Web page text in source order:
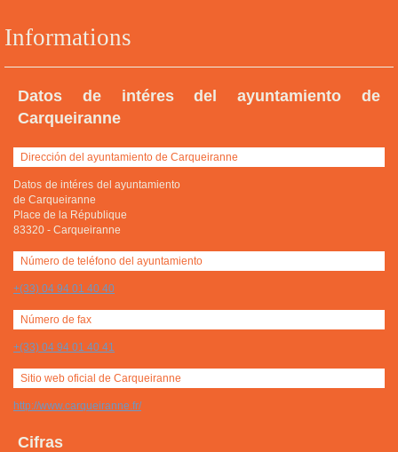
Informations
Datos de intéres del ayuntamiento de
Carqueiranne
Dirección del ayuntamiento de Carqueiranne
Datos de intéres del ayuntamiento
de Carqueiranne
Place de la République
83320 - Carqueiranne
Número de teléfono del ayuntamiento
+(33) 04 94 01 40 40
Número de fax
+(33) 04 94 01 40 41
Sitio web oficial de Carqueiranne
http://www.carqueiranne.fr/
Cifras